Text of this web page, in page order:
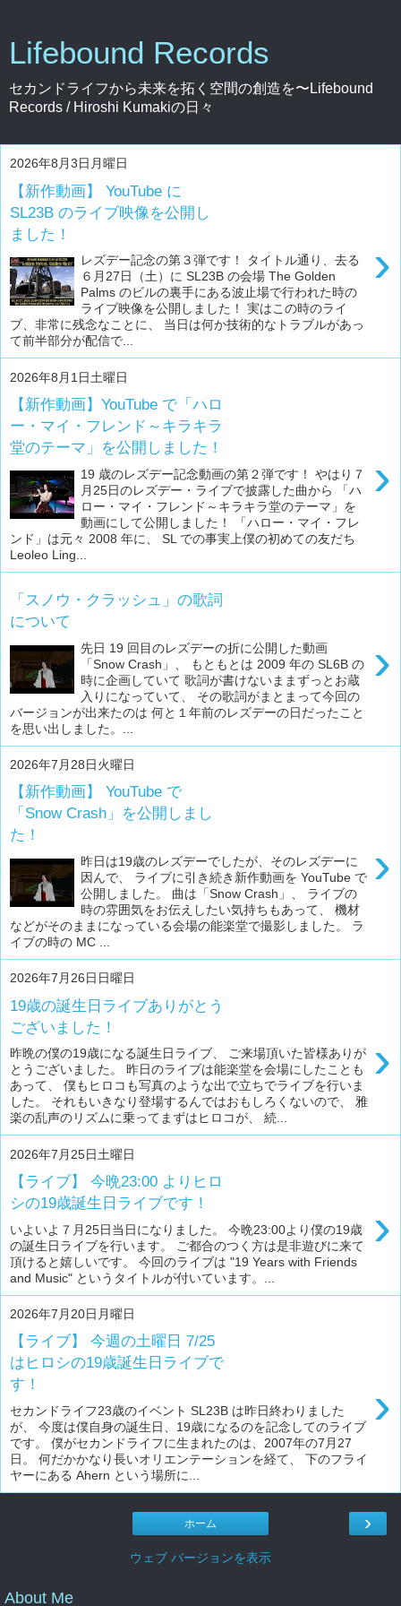
Lifebound Records
セカンドライフから未来を拓く空間の創造を〜Lifebound
Records / Hiroshi Kumakiの日々
2026年8月3日月曜日
【新作動画】 YouTube に
SL23B のライブ映像を公開し
ました！
›
レズデー記念の第３弾です！ タイトル通り、去る
６月27日（土）に SL23B の会場 The Golden
Palms のビルの裏手にある波止場で行われた時の
ライブ映像を公開しました！ 実はこの時のライ
ブ、非常に残念なことに、 当日は何か技術的なトラブルがあっ
て前半部分が配信で...
2026年8月1日土曜日
【新作動画】YouTube で「ハロ
ー・マイ・フレンド～キラキラ
堂のテーマ」を公開しました！
›
19 歳のレズデー記念動画の第２弾です！ やはり７
月25日のレズデー・ライブで披露した曲から 「ハ
ロー・マイ・フレンド～キラキラ堂のテーマ」を
動画にして公開しました！ 「ハロー・マイ・フレ
ンド」は元々 2008 年に、 SL での事実上僕の初めての友だち
Leoleo Ling...
「スノウ・クラッシュ」の歌詞
について
›
先日 19 回目のレズデーの折に公開した動画
「Snow Crash」、 もともとは 2009 年の SL6B の
時に企画していて 歌詞が書けないままずっとお蔵
入りになっていて、 その歌詞がまとまって今回の
バージョンが出来たのは 何と１年前のレズデーの日だったこと
を思い出しました。...
2026年7月28日火曜日
【新作動画】 YouTube で
「Snow Crash」を公開しまし
た！
›
昨日は19歳のレズデーでしたが、そのレズデーに
因んで、 ライブに引き続き新作動画を YouTube で
公開しました。 曲は「Snow Crash」、 ライブの
時の雰囲気をお伝えしたい気持ちもあって、 機材
などがそのままになっている会場の能楽堂で撮影しました。 ラ
イブの時の MC ...
2026年7月26日日曜日
19歳の誕生日ライブありがとう
ございました！
›
昨晩の僕の19歳になる誕生日ライブ、 ご来場頂いた皆様ありが
とうございました。 昨日のライブは能楽堂を会場にしたことも
あって、 僕もヒロコも写真のような出で立ちでライブを行いま
した。 それもいきなり登場するんではおもしろくないので、 雅
楽の乱声のリズムに乗ってまずはヒロコが、 続...
2026年7月25日土曜日
【ライブ】 今晩23:00 よりヒロ
シの19歳誕生日ライブです！
›
いよいよ７月25日当日になりました。 今晩23:00より僕の19歳
の誕生日ライブを行います。 ご都合のつく方は是非遊びに来て
頂けると嬉しいです。 今回のライブは "19 Years with Friends
and Music" というタイトルが付いています。...
2026年7月20日月曜日
【ライブ】 今週の土曜日 7/25
はヒロシの19歳誕生日ライブで
す！
›
セカンドライフ23歳のイベント SL23B は昨日終わりました
が、 今度は僕自身の誕生日、19歳になるのを記念してのライブ
です。 僕がセカンドライフに生まれたのは、2007年の7月27
日。 何だかかなり長いオリエンテーションを経て、 下のフライ
ヤーにある Ahern という場所に...
›
ホーム
ウェブ バージョンを表示
About Me